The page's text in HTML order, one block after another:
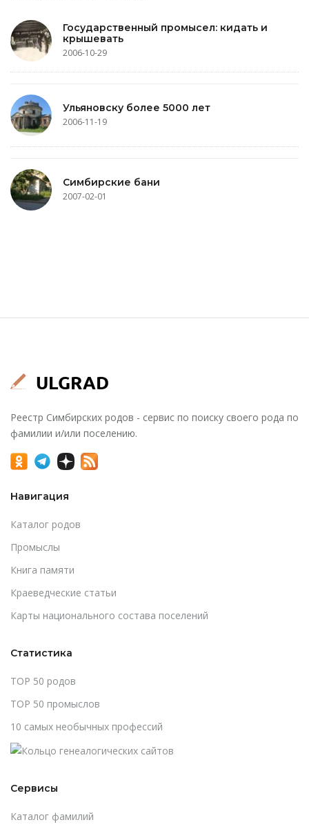
Государственный промысел: кидать и
крышевать
2006-10-29
Ульяновску более 5000 лет
2006-11-19
Симбирские бани
2007-02-01
Реестр Симбирских родов - сервис по поиску своего рода по
фамилии и/или поселению.
Навигация
Каталог родов
Промыслы
Книга памяти
Краеведческие статьи
Карты национального состава поселений
Статистика
TOP 50 родов
TOP 50 промыслов
10 самых необычных профессий
Сервисы
Каталог фамилий